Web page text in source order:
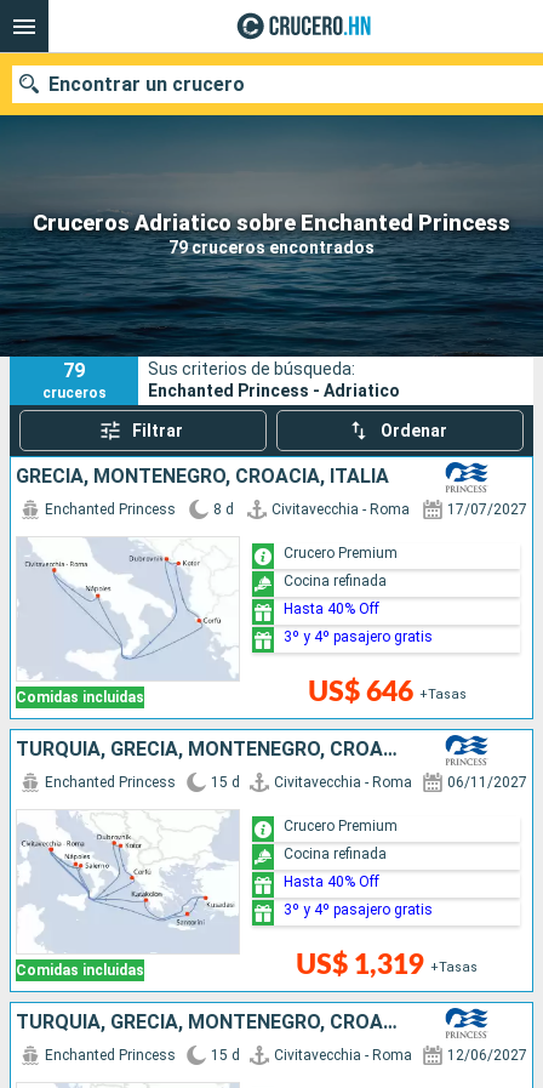
Cruceros Adriatico sobre Enchanted Princess
79 cruceros encontrados
Encontrar un crucero
Nuestros destinos
Fecha de salida
Puertos Compañías
Buscar
79
cruceros
Sus criterios de búsqueda:
Enchanted Princess - Adriatico
Filtrar Ordenar
GRECIA, MONTENEGRO, CROACIA, ITALIA
Comidas incluidas
Enchanted Princess 8 d Civitavecchia - Roma 17/07/2027
US$ 646 +Tasas
Crucero Premium
Cocina refinada
Hasta 40% Off
3º y 4º pasajero gratis
TURQUÍA, GRECIA, MONTENEGRO, CROACIA, ITALIA
Comidas incluidas
Enchanted Princess 15 d Civitavecchia - Roma 06/11/2027
US$ 1,319 +Tasas
Crucero Premium
Cocina refinada
Hasta 40% Off
3º y 4º pasajero gratis
TURQUÍA, GRECIA, MONTENEGRO, CROACIA, ITALIA
Enchanted Princess 15 d Civitavecchia - Roma 12/06/2027